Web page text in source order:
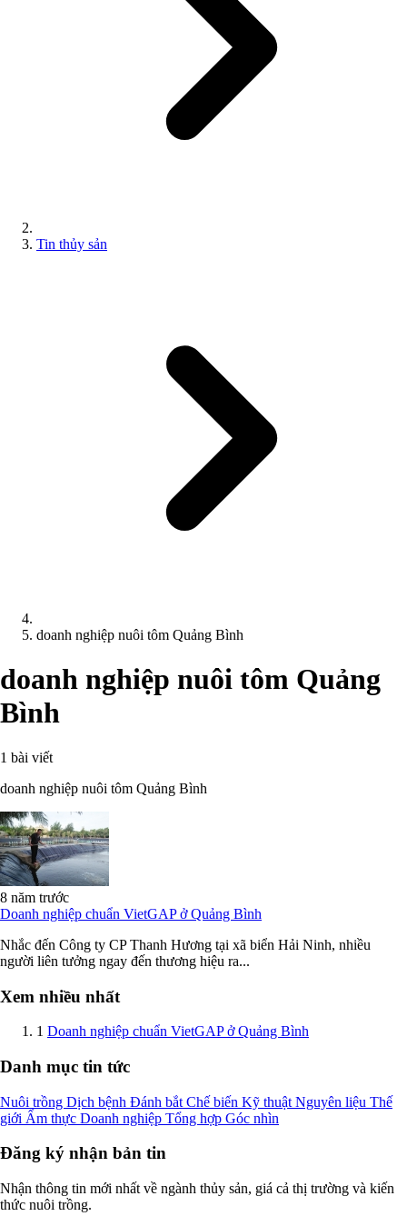
Tin thủy sản
doanh nghiệp nuôi tôm Quảng Bình
doanh nghiệp nuôi tôm Quảng
Bình
1 bài viết
doanh nghiệp nuôi tôm Quảng Bình
8 năm trước
Doanh nghiệp chuẩn VietGAP ở Quảng Bình
Nhắc đến Công ty CP Thanh Hương tại xã biển Hải Ninh, nhiều
người liên tưởng ngay đến thương hiệu ra...
Xem nhiều nhất
1 Doanh nghiệp chuẩn VietGAP ở Quảng Bình
Danh mục tin tức
Nuôi trồng Dịch bệnh Đánh bắt Chế biến Kỹ thuật Nguyên liệu Thế
giới Ẩm thực Doanh nghiệp Tổng hợp Góc nhìn
Đăng ký nhận bản tin
Nhận thông tin mới nhất về ngành thủy sản, giá cả thị trường và kiến
thức nuôi trồng.